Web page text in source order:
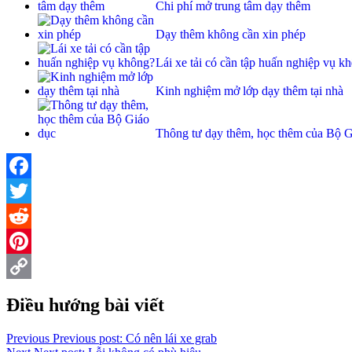
Chi phí mở trung tâm dạy thêm
Dạy thêm không cần xin phép
Lái xe tải có cần tập huấn nghiệp vụ
Kinh nghiệm mở lớp dạy thêm tại nhà
Thông tư dạy thêm, học thêm của Bộ
Facebook
Twitter
Reddit
Pinterest
Điều hướng bài viết
Previous Previous post: Có nên lái xe grab